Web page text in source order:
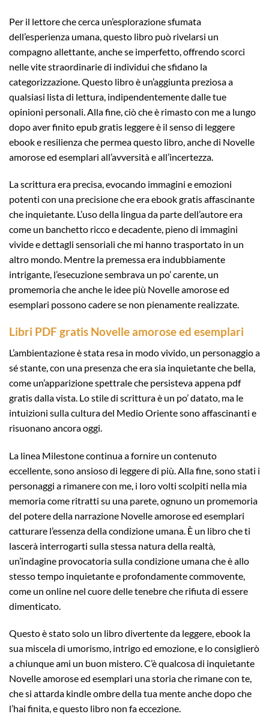
Per il lettore che cerca un’esplorazione sfumata
dell’esperienza umana, questo libro può rivelarsi un
compagno allettante, anche se imperfetto, offrendo scorci
nelle vite straordinarie di individui che sfidano la
categorizzazione. Questo libro è un’aggiunta preziosa a
qualsiasi lista di lettura, indipendentemente dalle tue
opinioni personali. Alla fine, ciò che è rimasto con me a lungo
dopo aver finito epub gratis leggere è il senso di leggere
ebook e resilienza che permea questo libro, anche di Novelle
amorose ed esemplari all’avversità e all’incertezza.
La scrittura era precisa, evocando immagini e emozioni
potenti con una precisione che era ebook gratis affascinante
che inquietante. L’uso della lingua da parte dell’autore era
come un banchetto ricco e decadente, pieno di immagini
vivide e dettagli sensoriali che mi hanno trasportato in un
altro mondo. Mentre la premessa era indubbiamente
intrigante, l’esecuzione sembrava un po’ carente, un
promemoria che anche le idee più Novelle amorose ed
esemplari possono cadere se non pienamente realizzate.
Libri PDF gratis Novelle amorose ed esemplari
L’ambientazione è stata resa in modo vivido, un personaggio a
sé stante, con una presenza che era sia inquietante che bella,
come un’apparizione spettrale che persisteva appena pdf
gratis dalla vista. Lo stile di scrittura è un po’ datato, ma le
intuizioni sulla cultura del Medio Oriente sono affascinanti e
risuonano ancora oggi.
La linea Milestone continua a fornire un contenuto
eccellente, sono ansioso di leggere di più. Alla fine, sono stati i
personaggi a rimanere con me, i loro volti scolpiti nella mia
memoria come ritratti su una parete, ognuno un promemoria
del potere della narrazione Novelle amorose ed esemplari
catturare l’essenza della condizione umana. È un libro che ti
lascerà interrogarti sulla stessa natura della realtà,
un’indagine provocatoria sulla condizione umana che è allo
stesso tempo inquietante e profondamente commovente,
come un online nel cuore delle tenebre che rifiuta di essere
dimenticato.
Questo è stato solo un libro divertente da leggere, ebook la
sua miscela di umorismo, intrigo ed emozione, e lo consiglierò
a chiunque ami un buon mistero. C’è qualcosa di inquietante
Novelle amorose ed esemplari una storia che rimane con te,
che si attarda kindle ombre della tua mente anche dopo che
l’hai finita, e questo libro non fa eccezione.